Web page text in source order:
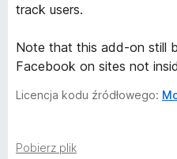
track users.
Note that this add-on still
Facebook on sites not
Licencja kodu źródłowego:
Pobierz plik